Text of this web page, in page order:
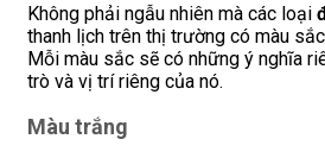
Không phải ngẫu nhiên mà các loại
thanh lịch trên thị trường có màu
Mỗi màu sắc sẽ có những ý nghĩa
trò và vị trí riêng của nó.
Màu trắng